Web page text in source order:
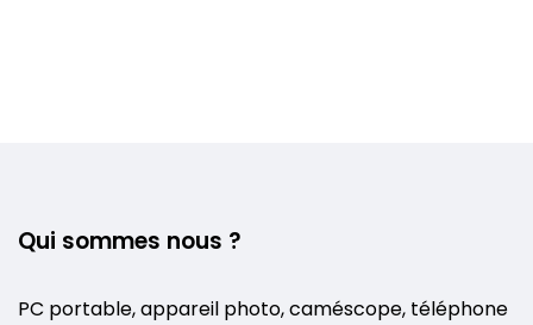
Qui sommes nous ?
PC portable, appareil photo, caméscope, téléphone